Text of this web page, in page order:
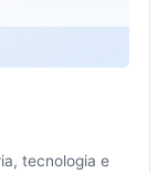
tecnologia e